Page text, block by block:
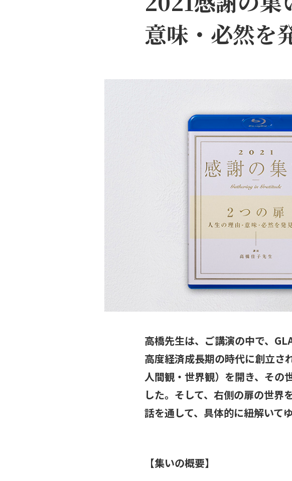
意味・必然を
高橋先生は、ご講演の中で、
高度経済成長期の時代に創立さ
人間観・世界観）を開き、その
した。そして、右側の扉の世界
話を通して、具体的に紐解いて
【集いの概要】